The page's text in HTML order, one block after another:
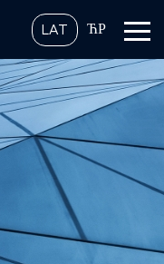
LAT ЋР